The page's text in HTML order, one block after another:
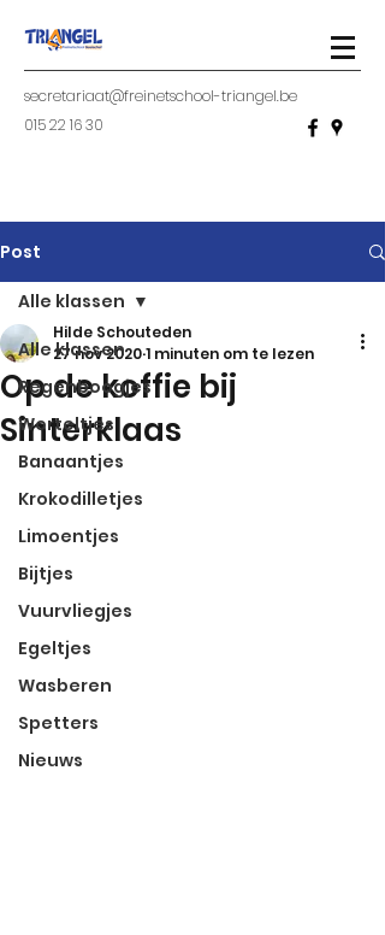
secretariaat@freinetschool-triangel.be
015 22 16 30
Post
Alle klassen
Regenboogjes
Worteltjes
Banaantjes
Krokodilletjes
Limoentjes
Bijtjes
Vuurvliegjes
Egeltjes
Wasberen
Spetters
Nieuws
Alle klassen
Op de koffie bij
Sinterklaas
Hilde Schouteden
27 nov 20201 minuten om te lezen